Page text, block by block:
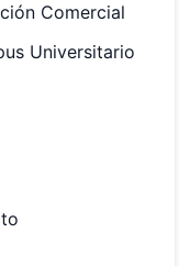
Comercial
Universitario